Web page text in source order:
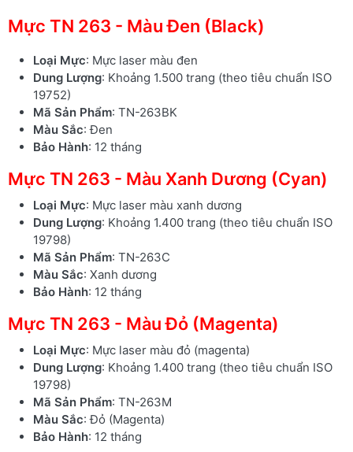
Mực TN 263 - Màu Đen (Black)
Loại Mực: Mực laser màu đen
Dung Lượng: Khoảng 1.500 trang (theo tiêu chuẩn ISO
19752)
Mã Sản Phẩm: TN-263BK
Màu Sắc: Đen
Bảo Hành: 12 tháng
Mực TN 263 - Màu Xanh Dương (Cyan)
Loại Mực: Mực laser màu xanh dương
Dung Lượng: Khoảng 1.400 trang (theo tiêu chuẩn ISO
19798)
Mã Sản Phẩm: TN-263C
Màu Sắc: Xanh dương
Bảo Hành: 12 tháng
Mực TN 263 - Màu Đỏ (Magenta)
Loại Mực: Mực laser màu đỏ (magenta)
Dung Lượng: Khoảng 1.400 trang (theo tiêu chuẩn ISO
19798)
Mã Sản Phẩm: TN-263M
Màu Sắc: Đỏ (Magenta)
Bảo Hành: 12 tháng